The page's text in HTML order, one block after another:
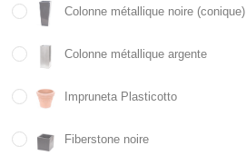
Colonne métallique noire (conique)
Colonne métallique argente
Impruneta Plasticotto
Fiberstone noire